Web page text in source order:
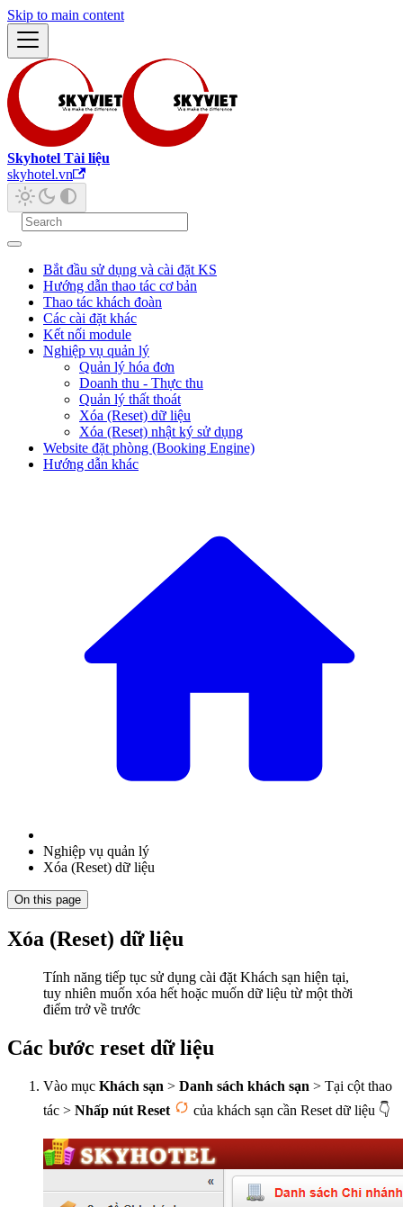
Skip to main content
Skyhotel Tài liệu
skyhotel.vn
Bắt đầu sử dụng và cài đặt KS
Hướng dẫn thao tác cơ bản
Thao tác khách đoàn
Các cài đặt khác
Kết nối module
Nghiệp vụ quản lý
Quản lý hóa đơn
Doanh thu - Thực thu
Quản lý thất thoát
Xóa (Reset) dữ liệu
Xóa (Reset) nhật ký sử dụng
Website đặt phòng (Booking Engine)
Hướng dẫn khác
Nghiệp vụ quản lý
Xóa (Reset) dữ liệu
On this page
Xóa (Reset) dữ liệu
Tính năng tiếp tục sử dụng cài đặt Khách sạn hiện tại,
tuy nhiên muốn xóa hết hoặc muốn dữ liệu từ một thời
điểm trở về trước
Các bước reset dữ liệu
Vào mục Khách sạn > Danh sách khách sạn > Tại cột thao
tác > Nhấp nút Reset của khách sạn cần Reset dữ liệu 👇